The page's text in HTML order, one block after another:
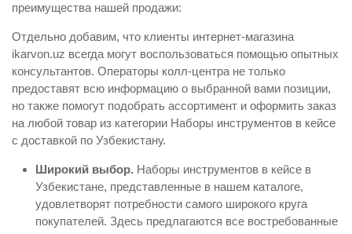
преимущества нашей продажи:
Отдельно добавим, что клиенты интернет-магазина
ikarvon.uz всегда могут воспользоваться помощью опытных
консультантов. Операторы колл-центра не только
предоставят всю информацию о выбранной вами позиции,
но также помогут подобрать ассортимент и оформить заказ
на любой товар из категории Наборы инструментов в кейсе
с доставкой по Узбекистану.
Широкий выбор. Наборы инструментов в кейсе в
Узбекистане, представленные в нашем каталоге,
удовлетворят потребности самого широкого круга
покупателей. Здесь предлагаются все востребованные